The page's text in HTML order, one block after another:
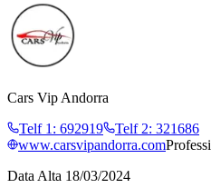
Cars Vip Andorra
Telf 1 : 692919 Telf 2: 321686
www.carsvipandorra.com
Data Alta 18/03/2024